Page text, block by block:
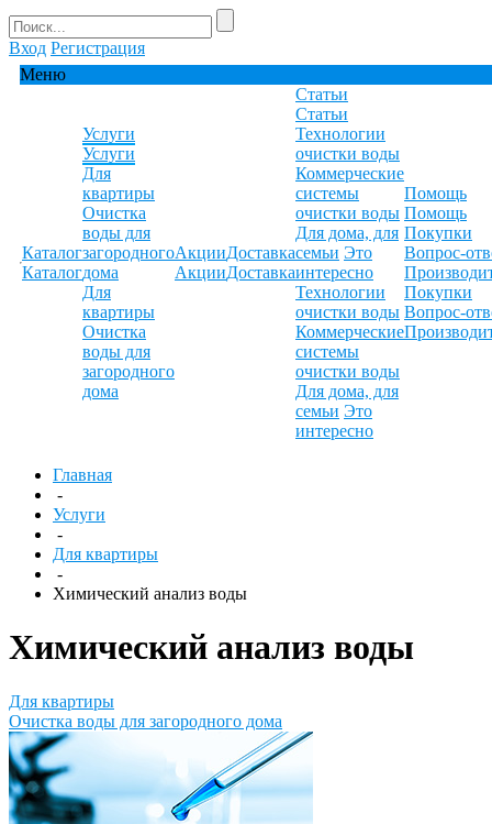
Вход Регистрация
Меню
Каталог
Каталог
Услуги
Услуги
Для
квартиры
Очистка
воды для
загородного
дома
Для
квартиры
Очистка
воды для
загородного
дома
Акции
Акции
Доставка
Доставка
Статьи
Статьи
Технологии
очистки воды
Коммерческие
системы
очистки воды
Для дома, для
семьи Это
интересно
Технологии
очистки воды
Коммерческие
системы
очистки воды
Для дома, для
семьи Это
интересно
Помощь
Помощь
Покупки
Вопрос-
Покупки
Вопрос-
Главная
-
Услуги
-
Для квартиры
-
Химический анализ воды
Химический анализ воды
Для квартиры
Очистка воды для загородного дома